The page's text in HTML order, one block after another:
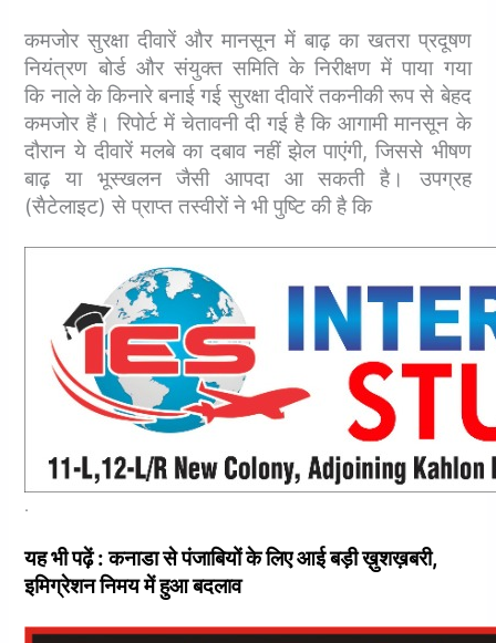
कमजोर सुरक्षा दीवारें और मानसून में बाढ़ का खतरा प्रदूषण
नियंत्रण बोर्ड और संयुक्त समिति के निरीक्षण में पाया गया
कि नाले के किनारे बनाई गई सुरक्षा दीवारें तकनीकी रूप से बेहद
कमजोर हैं। रिपोर्ट में चेतावनी दी गई है कि आगामी मानसून के
दौरान ये दीवारें मलबे का दबाव नहीं झेल पाएंगी, जिससे भीषण
बाढ़ या भूस्खलन जैसी आपदा आ सकती है। उपग्रह
(सैटेलाइट) से प्राप्त तस्वीरों ने भी पुष्टि की है कि
.
यह भी पढ़ें : कनाडा से पंजाबियों के लिए आई बड़ी ख़ुशख़बरी,
इमिग्रेशन निमय में हुआ बदलाव